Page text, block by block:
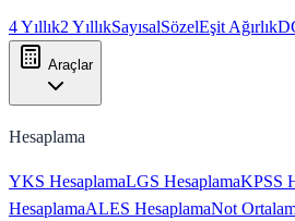
4 Yıllık2 YıllıkSayısalSözelEşit Ağırlık
Araçlar
Hesaplama
YKS HesaplamaLGS HesaplamaKPSS
HesaplamaALES HesaplamaNot